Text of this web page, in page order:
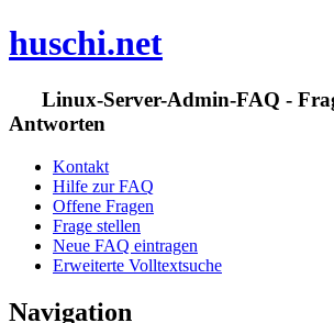
huschi.net
Linux-Server-Admin-FAQ -
Antworten
Kontakt
Hilfe zur FAQ
Offene Fragen
Frage stellen
Neue FAQ eintragen
Erweiterte Volltextsuche
Navigation